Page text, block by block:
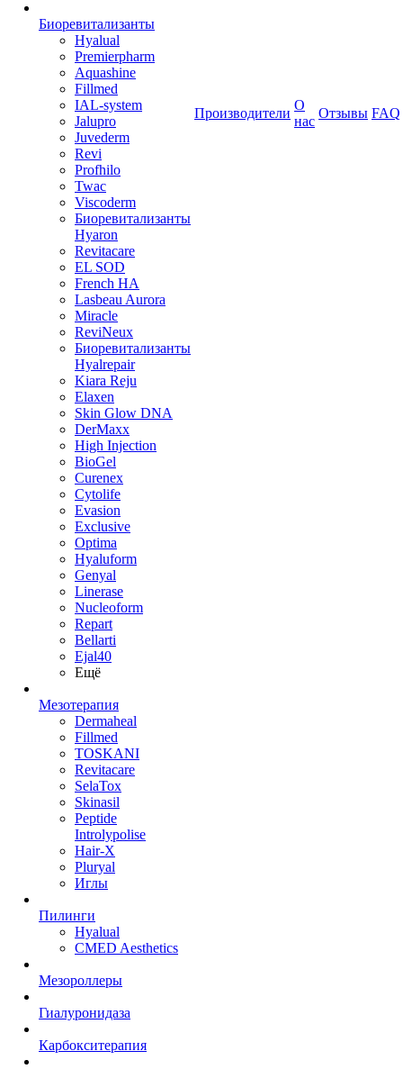
Биоревитализанты
Hyalual
Premierpharm
Aquashine
Fillmed
IAL-system
Jalupro
Juvederm
Revi
Profhilo
Twac
Viscoderm
Биоревитализанты
Hyaron
Revitacare
EL SOD
French HA
Lasbeau Aurora
Miracle
ReviNeux
Биоревитализанты
Hyalrepair
Kiara Reju
Elaxen
Skin Glow DNA
DerMaxx
High Injection
BioGel
Curenex
Cytolife
Evasion
Exclusive
Optima
Hyaluform
Genyal
Linerase
Nucleoform
Repart
Bellarti
Ejal40
Ещё
Мезотерапия
Dermaheal
Fillmed
TOSKANI
Revitacare
SelaTox
Skinasil
Peptide
Introlypolise
Hair-X
Pluryal
Иглы
Пилинги
Hyalual
CMED Aesthetics
Мезороллеры
Гиалуронидаза
Карбокситерапия
Производители
О
нас
Отзывы FAQ